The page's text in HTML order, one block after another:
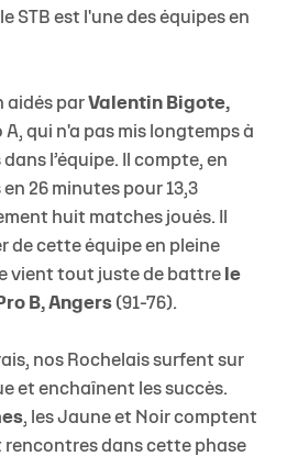
le STB est l'une des équipes en
aidés par Valentin Bigote,
qui n'a pas mis longtemps à
l’équipe. Il compte, en
26 minutes pour 13,3
huit matches joués. Il
de cette équipe en pleine
vient tout juste de battre le
B, Angers (91-76).
nos Rochelais surfent sur
et enchaînent les succès.
, les Jaune et Noir comptent
dans cette phase